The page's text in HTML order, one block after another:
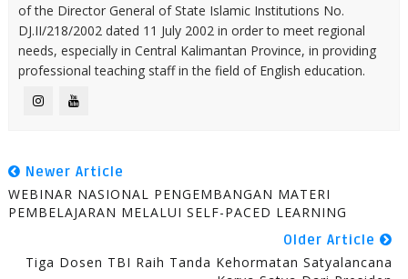
of the Director General of State Islamic Institutions No.
DJ.II/218/2002 dated 11 July 2002 in order to meet regional
needs, especially in Central Kalimantan Province, in providing
professional teaching staff in the field of English education.
Newer Article
WEBINAR NASIONAL PENGEMBANGAN MATERI
PEMBELAJARAN MELALUI SELF-PACED LEARNING
Older Article
Tiga Dosen TBI Raih Tanda Kehormatan Satyalancana